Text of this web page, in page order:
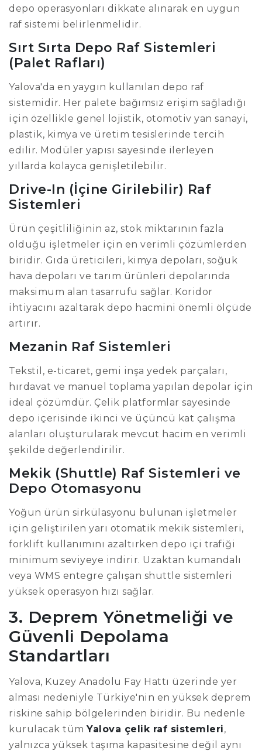
depo operasyonları dikkate alınarak en uygun
raf sistemi belirlenmelidir.
Sırt Sırta Depo Raf Sistemleri
(Palet Rafları)
Yalova'da en yaygın kullanılan depo raf
sistemidir. Her palete bağımsız erişim sağladığı
için özellikle genel lojistik, otomotiv yan sanayi,
plastik, kimya ve üretim tesislerinde tercih
edilir. Modüler yapısı sayesinde ilerleyen
yıllarda kolayca genişletilebilir.
Drive-In (İçine Girilebilir) Raf
Sistemleri
Ürün çeşitliliğinin az, stok miktarının fazla
olduğu işletmeler için en verimli çözümlerden
biridir. Gıda üreticileri, kimya depoları, soğuk
hava depoları ve tarım ürünleri depolarında
maksimum alan tasarrufu sağlar. Koridor
ihtiyacını azaltarak depo hacmini önemli ölçüde
artırır.
Mezanin Raf Sistemleri
Tekstil, e-ticaret, gemi inşa yedek parçaları,
hırdavat ve manuel toplama yapılan depolar için
ideal çözümdür. Çelik platformlar sayesinde
depo içerisinde ikinci ve üçüncü kat çalışma
alanları oluşturularak mevcut hacim en verimli
şekilde değerlendirilir.
Mekik (Shuttle) Raf Sistemleri ve
Depo Otomasyonu
Yoğun ürün sirkülasyonu bulunan işletmeler
için geliştirilen yarı otomatik mekik sistemleri,
forklift kullanımını azaltırken depo içi trafiği
minimum seviyeye indirir. Uzaktan kumandalı
veya WMS entegre çalışan shuttle sistemleri
yüksek operasyon hızı sağlar.
3. Deprem Yönetmeliği ve
Güvenli Depolama
Standartları
Yalova, Kuzey Anadolu Fay Hattı üzerinde yer
alması nedeniyle Türkiye'nin en yüksek deprem
riskine sahip bölgelerinden biridir. Bu nedenle
kurulacak tüm Yalova çelik raf sistemleri,
yalnızca yüksek taşıma kapasitesine değil aynı